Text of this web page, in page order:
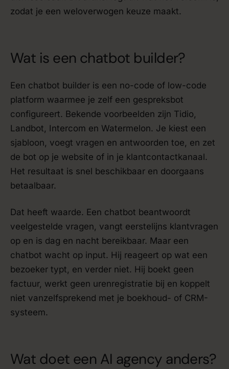
zodat je een weloverwogen keuze maakt.
Wat is een chatbot builder?
Een chatbot builder is een no-code of low-code
platform waarmee je zelf een gespreksbot
configureert. Bekende voorbeelden zijn Tidio,
Landbot, Intercom en Watermelon. Je kiest een
sjabloon, voegt vragen en antwoorden toe, en zet
de bot op je website of in je klantcontactkanaal.
Het resultaat is snel beschikbaar en doorgaans
betaalbaar.
Dat heeft waarde. Een chatbot beantwoordt
veelgestelde vragen, vangt eerstelijns klantvragen
op en is dag en nacht bereikbaar. Maar een
chatbot wacht op input. Hij reageert op wat een
bezoeker typt, en verder niet. Hij boekt geen
factuur, werkt geen urenregistratie bij en koppelt
niet vanzelfsprekend met je boekhoud- of CRM-
systeem.
Wat doet een AI agency anders?